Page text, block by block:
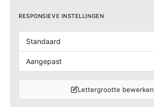
RESPONSIEVE INSTELLINGEN
Standaard
Aangepast
Lettergrootte bewerken